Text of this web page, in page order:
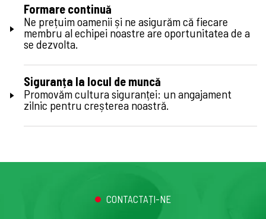
Formare continuă
Ne prețuim oamenii și ne asigurăm că fiecare
membru al echipei noastre are oportunitatea de a
se dezvolta.
Siguranța la locul de muncă
Promovăm cultura siguranței: un angajament
zilnic pentru creșterea noastră.
CONTACTAȚI-NE